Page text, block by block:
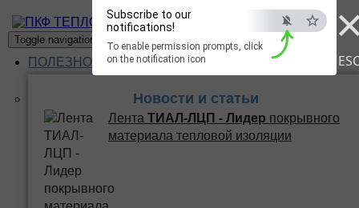
Subscribe to our
notifications!
To enable permission prompts, click
on the notification icon
ПКФ ТЕПЛО
Toggle navigation
ПОЛЕЗНОЕ
Новости и статьи
Лента ТИАЛ-ЛЦП - Лидер покрывного
материала тепловой изоляции